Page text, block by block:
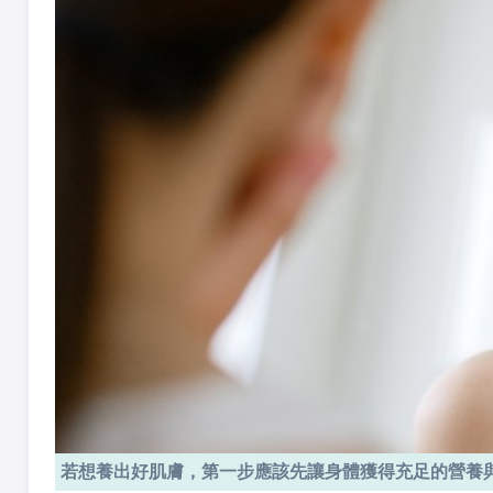
若想養出好肌膚，第一步應該先讓身體獲得充足的營養